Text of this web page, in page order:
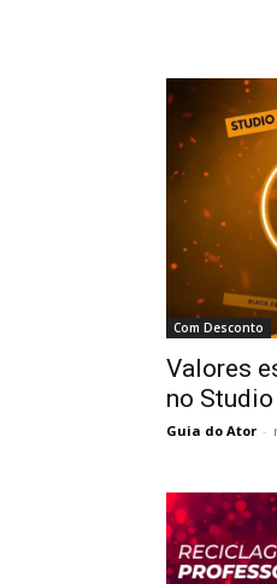
Com Desconto
Valores
no
Guia do Ator -